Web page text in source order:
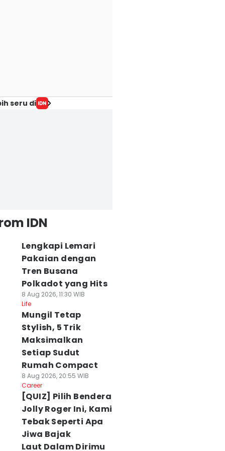
seru di
IDN
Lengkapi Lemari
Pakaian dengan
Tren Busana
Polkadot yang Hits
8 Aug 2026, 11:30 WIB
Life
Mungil Tetap
Stylish, 5 Trik
Maksimalkan
Setiap Sudut
Rumah Compact
8 Aug 2026, 20:55 WIB
Career
[QUIZ] Pilih Bendera
Jolly Roger Ini, Kami
Tebak Seperti Apa
Jiwa Bajak
Laut Dalam Dirimu